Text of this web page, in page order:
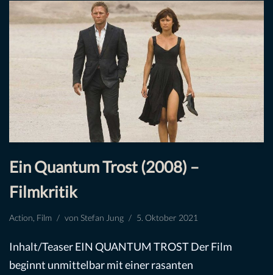
Ein Quantum Trost (2008) –
Filmkritik
Action Film von Stefan Jung 5. Oktober 2021
Inhalt/Teaser EIN QUANTUM TROST Der Film
beginnt unmittelbar mit einer rasanten